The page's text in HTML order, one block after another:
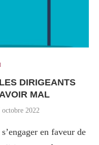
DIRIGEANTS
MAL
octobre 2022
en faveur de